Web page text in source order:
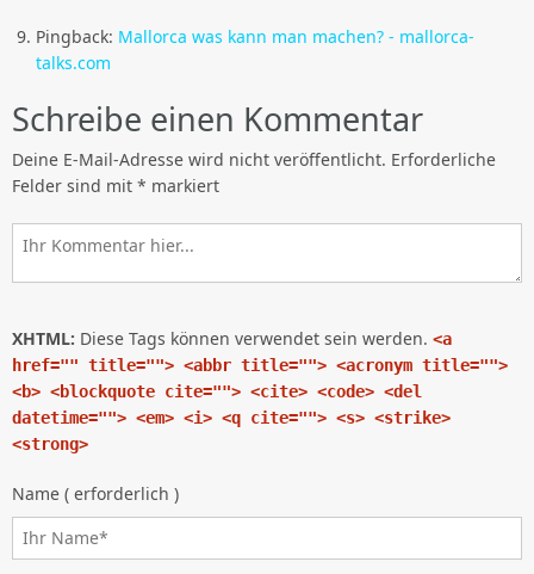
Pingback: Mallorca was kann man machen? - mallorca-
talks.com
Schreibe einen Kommentar
Deine E-Mail-Adresse wird nicht veröffentlicht. Erforderliche
Felder sind mit * markiert
XHTML: Diese Tags können verwendet sein werden. <a
href="" title=""> <abbr title=""> <acronym title="">
<b> <blockquote cite=""> <cite> <code> <del
datetime=""> <em> <i> <q cite=""> <s> <strike>
<strong>
Name ( erforderlich )